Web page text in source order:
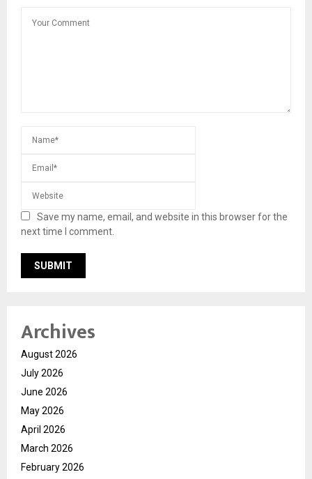
Save my name, email, and website in this browser for the
next time I comment.
Archives
August 2026
July 2026
June 2026
May 2026
April 2026
March 2026
February 2026